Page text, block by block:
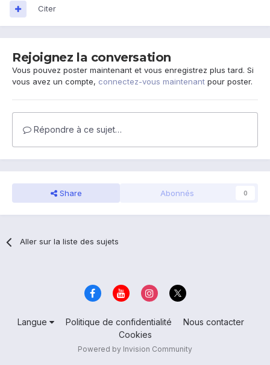
Citer
Rejoignez la conversation
Vous pouvez poster maintenant et vous enregistrez plus tard. Si
vous avez un compte, connectez-vous maintenant pour poster.
Répondre à ce sujet…
Share Abonnés 0
Aller sur la liste des sujets
Langue Politique de confidentialité
Nous contacter
Cookies
Powered by Invision Community